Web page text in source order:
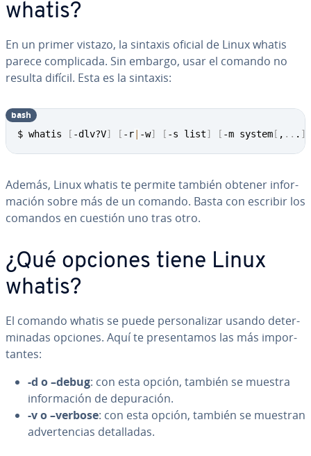
whatis?
En un primer vistazo, la sintaxis oficial de Linux whatis
parece co­m­pli­ca­da. Sin embargo, usar el comando no
resulta difícil. Esta es la sintaxis:
$ whatis [ -dlv?V] [ -r -w] [ -s list] [ -m system [ , .. . ]
bash
Además, Linux whatis te permite también obtener in­fo­r­
ma­ción sobre más de un comando. Basta con escribir los
comandos en cuestión uno tras otro.
¿Qué opciones tiene Linux
whatis?
El comando whatis se puede pe­r­so­na­li­zar usando de­te­r­
mi­na­das opciones. Aquí te pre­se­n­ta­mos las más im­po­r­
ta­n­tes:
-d o –debug: con esta opción, también se muestra
in­fo­r­ma­ción de de­pu­ra­ción.
-v o –verbose: con esta opción, también se muestran
ad­ve­r­te­n­cias de­ta­lla­das.